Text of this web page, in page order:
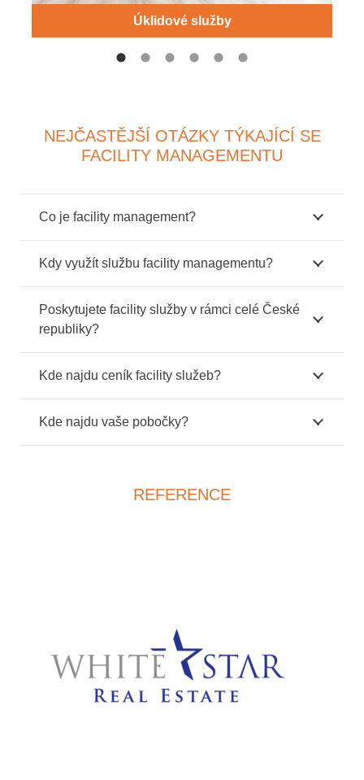
Úklidové služby
NEJČASTĚJŠÍ OTÁZKY TÝKAJÍCÍ SE
FACILITY MANAGEMENTU
Co je facility management?
Kdy využít službu facility managementu?
Poskytujete facility služby v rámci celé České
republiky?
Kde najdu ceník facility služeb?
Kde najdu vaše pobočky?
REFERENCE